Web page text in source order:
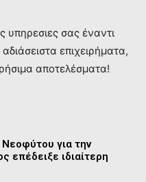
υπηρεσιες σας έναντι
επιχειρήματα,
αποτελέσματα!
για την
επέδειξε ιδιαίτερη